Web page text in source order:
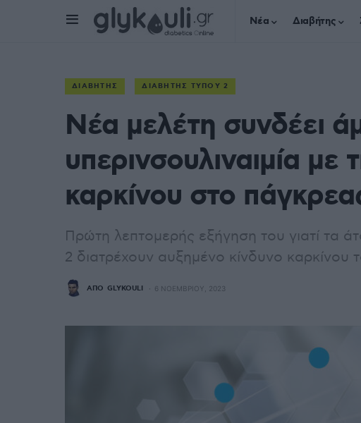
Νέα Διαβήτης
ΔΙΑΒΉΤΗΣ ΔΙΑΒΉΤΗΣ ΤΎΠΟΥ 2
Νέα μελέτη συνδέει
υπερινσουλιναιμία με
καρκίνου στο
Πρώτη λεπτομερής εξήγηση του γιατί τα
2 διατρέχουν αυξημένο κίνδυνο καρκίνου
ΑΠΌ GLYKOULI 6 ΝΟΕΜΒΡΊΟΥ, 2023